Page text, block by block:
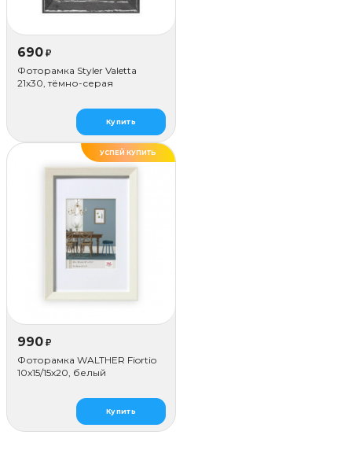
690 ₽
Фоторамка Styler Valetta
21x30, тёмно-серая
Купить
УСПЕЙ КУПИТЬ
990 ₽
Фоторамка WALTHER Fiortio
10x15/15х20, белый
Купить